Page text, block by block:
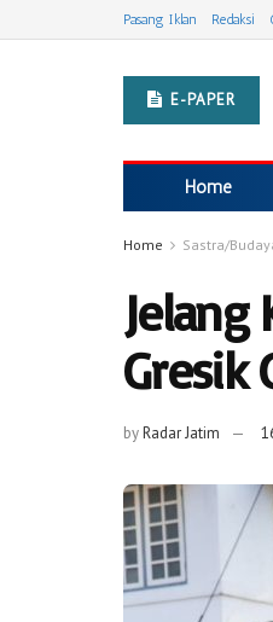
Pasang Iklan Redaksi
E-PAPER
Home
Home Sastra/
Jelang
Gresik
byRadar Jatim